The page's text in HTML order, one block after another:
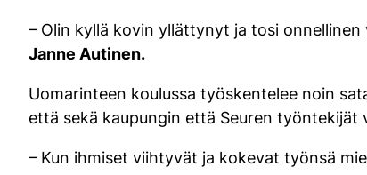
– Olin kyllä kovin yllättynyt ja tosi
Janne Autinen.
Uomarinteen koulussa työskentelee noin
että sekä kaupungin että Seuren
– Kun ihmiset viihtyvät ja kokevat työnsä